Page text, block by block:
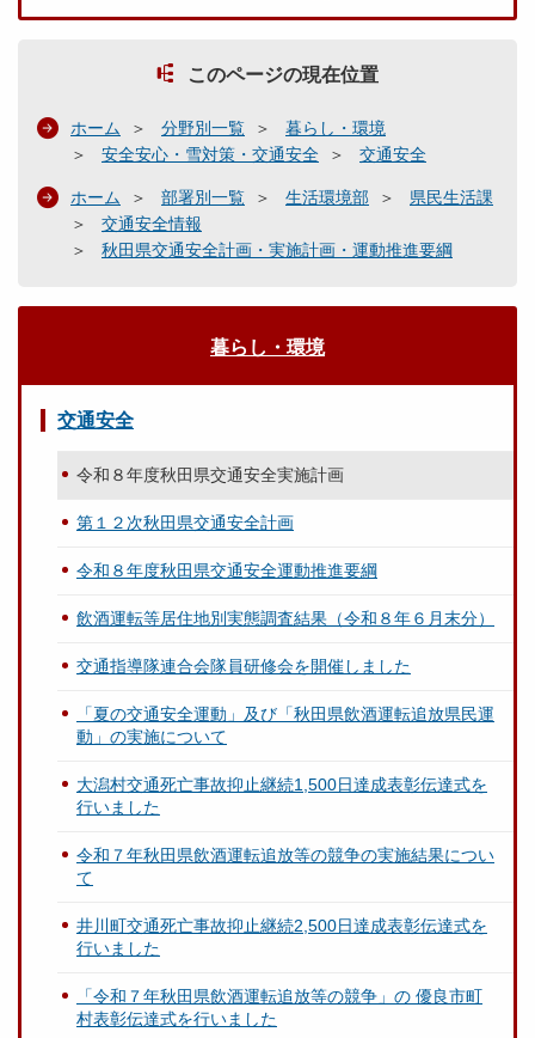
このページの現在位置
ホーム 分野別一覧
暮らし・環境
安全安心・雪対策・交通安全
交通安全
ホーム 部署別一覧 生活環境部
県民生活課
交通安全情報
秋田県交通安全計画・実施計画・運動推進要綱
暮らし・環境
交通安全
令和８年度秋田県交通安全実施計画
第１２次秋田県交通安全計画
令和８年度秋田県交通安全運動推進要綱
飲酒運転等居住地別実態調査結果（令和８年６月末分）
交通指導隊連合会隊員研修会を開催しました
「夏の交通安全運動」及び「秋田県飲酒運転追放県民運
動」の実施について
大潟村交通死亡事故抑止継続1,500日達成表彰伝達式を
行いました
令和７年秋田県飲酒運転追放等の競争の実施結果につい
て
井川町交通死亡事故抑止継続2,500日達成表彰伝達式を
行いました
「令和７年秋田県飲酒運転追放等の競争」の 優良市町
村表彰伝達式を行いました